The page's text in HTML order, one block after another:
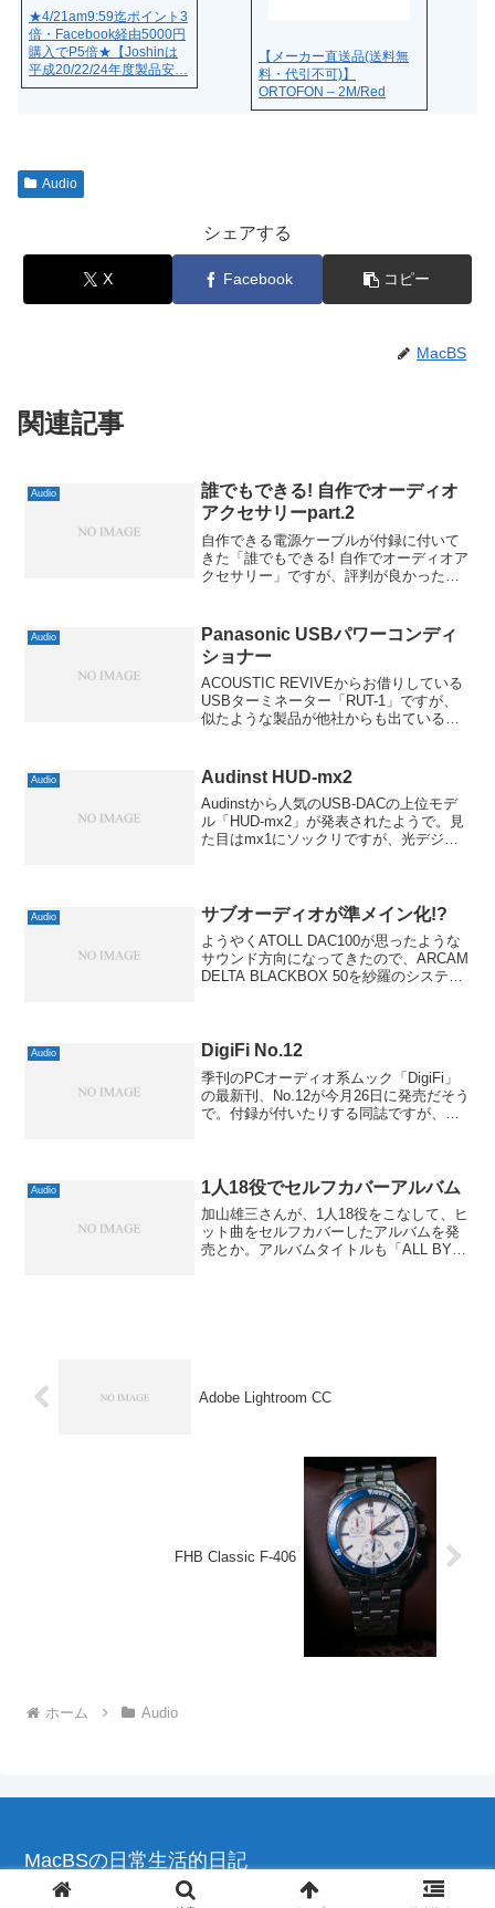
★4/21am9:59迄ポイント3
倍・Facebook経由5000円
購入でP5倍★【Joshinは
平成20/22/24年度製品安…
【メーカー直送品(送料無
料・代引不可)】
ORTOFON – 2M/Red
Audio
シェアする
X Facebook コピー
MacBS
関連記事
Audio
誰でもできる! 自作でオーディオ
アクセサリーpart.2
自作できる電源ケーブルが付録に付いて
きた「誰でもできる! 自作でオーディオア
クセサリー」ですが、評判が良かったの
RCAケーブルとのこと。要望を受けてな
のか、...
Audio
Panasonic USBパワーコンディ
ショナー
ACOUSTIC REVIVEからお借りしている
USBターミネーター「RUT-1」ですが、
似たような製品が他社からも出ているの
とPanasonicのUSBパワーコンディ...
Audio Audinst HUD-mx2
Audinstから人気のUSB-DACの上位モデ
ル「HUD-mx2」が発表されたようで。見
た目はmx1にソックリですが、光デジタ
Audio サブオーディオが準メイン化!?
ようやくATOLL DAC100が思ったような
サウンド方向になってきたので、ARCAM
DELTA BLACKBOX 50を紗羅のシステム
Audio DigiFi No.12
季刊のPCオーディオ系ムック「DigiFi」
の最新刊、No.12が今月26日に発売だそう
で。付録が付いたりする同誌ですが、今
以...
Audio 1人18役でセルフカバーアルバム
加山雄三さんが、1人18役をこなして、ヒ
ット曲をセルフカバーしたアルバムを発
売とか。アルバムタイトルも「ALL BY
Adobe Lightroom CC
FHB Classic F-406
ホーム Audio
MacBSの日常生活的日記
© 2004-2026 MacBSの日常生活的日記.